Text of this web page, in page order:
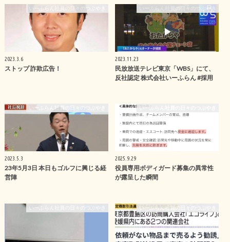
いーふらん社員の日々のつぶやき
2023.3.6
ストップ 詐欺広告！
いーふらん社員の日々のつぶやき
2023.11.23
民放放送テレビ東京「WBS」にて、
反社認定 株式会社いーふらん #採用
いーふらん社員の日々のつぶやき
2023.5.3
23年5月3日 本日もゴルフに興じる経
営陣
いーふらん社員の日々のつぶやき
2025.9.29
役員専用ボディガード募集の異常性
が露呈した瞬間
いーふらん社員の日々のつぶやき